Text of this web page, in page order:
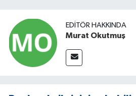
EDITÖR HAKKINDA
Murat Okutmuş